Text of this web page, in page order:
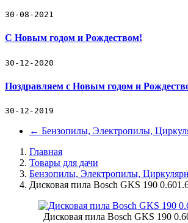
30-08-2021
С Новым годом и Рождеством!
30-12-2020
Поздравляем с Новым годом и
30-12-2019
← Бензопилы, Электропилы,
Главная
Товары для дачи
Бензопилы, Электропилы,
Дисковая пила Bosch GKS 190
Дисковая пила Bosch GKS 190